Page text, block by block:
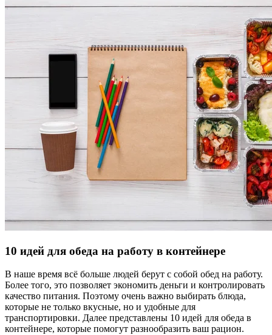
10 идей для обеда на работу в контейнере
В наше время всё больше людей берут с собой обед на работу.
Более того, это позволяет экономить деньги и контролировать
качество питания. Поэтому очень важно выбирать блюда,
которые не только вкусные, но и удобные для
транспортировки. Далее представлены 10 идей для обеда в
контейнере, которые помогут разнообразить ваш рацион.